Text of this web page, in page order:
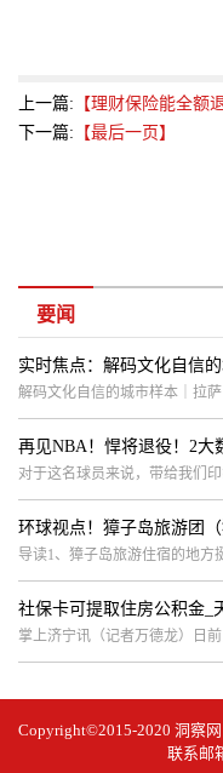
上一篇: 【理财保险能全额
下一篇: 【最后一页】
要闻
实时焦点：解码文化自信
解码文化自信的城市样本｜拉
对于这名球员来说，带给我们
环球视点！獐子岛旅游团（
导读1、獐子岛旅游住宿的地方
社保卡可提取住房公积金_
掌上济宁讯（记者万德龙）日
Copyright©2015-2020 洞察网
联系邮